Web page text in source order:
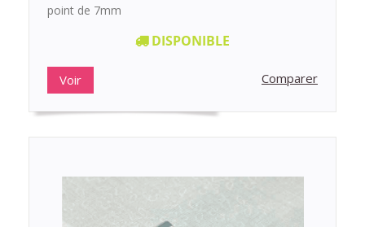
point de 7mm
DISPONIBLE
Voir Comparer